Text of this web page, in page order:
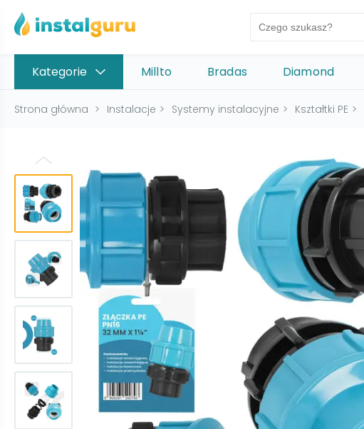
Kategorie Millto Bradas Diamond
Strona główna > Instalacje > Systemy instalacyjne > Kształtki PE >